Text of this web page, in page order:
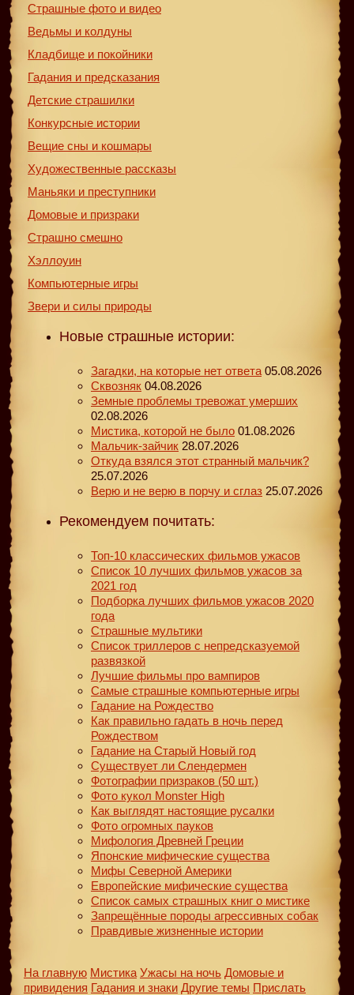
Страшные фото и видео
Ведьмы и колдуны
Кладбище и покойники
Гадания и предсказания
Детские страшилки
Конкурсные истории
Вещие сны и кошмары
Художественные рассказы
Маньяки и преступники
Домовые и призраки
Страшно смешно
Хэллоуин
Компьютерные игры
Звери и силы природы
Новые страшные истории:
Загадки, на которые нет ответа 05.08.2026
Сквозняк 04.08.2026
Земные проблемы тревожат умерших
02.08.2026
Мистика, которой не было 01.08.2026
Мальчик-зайчик 28.07.2026
Откуда взялся этот странный мальчик?
25.07.2026
Верю и не верю в порчу и сглаз 25.07.2026
Рекомендуем почитать:
Топ-10 классических фильмов ужасов
Список 10 лучших фильмов ужасов за
2021 год
Подборка лучших фильмов ужасов 2020
года
Страшные мультики
Список триллеров с непредсказуемой
развязкой
Лучшие фильмы про вампиров
Самые страшные компьютерные игры
Гадание на Рождество
Как правильно гадать в ночь перед
Рождеством
Гадание на Старый Новый год
Существует ли Слендермен
Фотографии призраков (50 шт.)
Фото кукол Monster High
Как выглядят настоящие русалки
Фото огромных пауков
Мифология Древней Греции
Японские мифические существа
Мифы Северной Америки
Европейские мифические существа
Список самых страшных книг о мистике
Запрещённые породы агрессивных собак
Правдивые жизненные истории
На главную Мистика Ужасы на ночь Домовые и
привидения Гадания и знаки Другие темы Прислать